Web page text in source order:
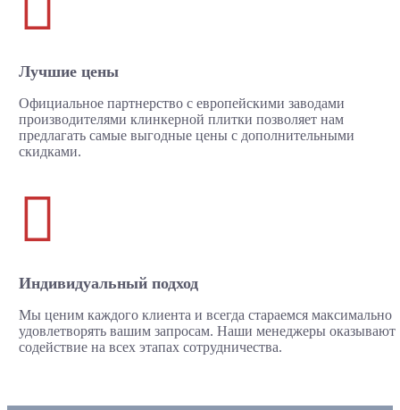
Лучшие цены
Официальное партнерство с европейскими заводами
производителями клинкерной плитки позволяет нам
предлагать самые выгодные цены с дополнительными
скидками.

Индивидуальный подход
Мы ценим каждого клиента и всегда стараемся максимально
удовлетворять вашим запросам. Наши менеджеры оказывают
содействие на всех этапах сотрудничества.